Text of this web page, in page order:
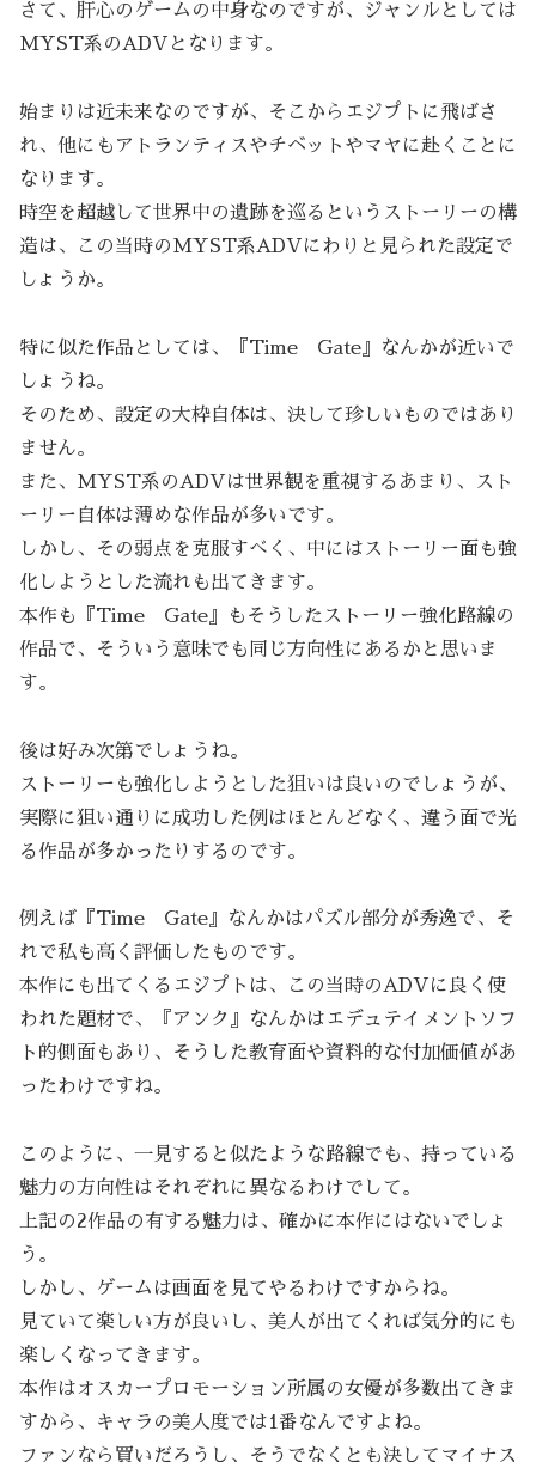
さて、肝心のゲームの中身なのですが、ジャンルとしては
MYST系のADVとなります。
始まりは近未来なのですが、そこからエジプトに飛ばさ
れ、他にもアトランティスやチベットやマヤに赴くことに
なります。
時空を超越して世界中の遺跡を巡るというストーリーの構
造は、この当時のMYST系ADVにわりと見られた設定で
しょうか。
特に似た作品としては、『Time Gate』なんかが近いで
しょうね。
そのため、設定の大枠自体は、決して珍しいものではあり
ません。
また、MYST系のADVは世界観を重視するあまり、スト
ーリー自体は薄めな作品が多いです。
しかし、その弱点を克服すべく、中にはストーリー面も強
化しようとした流れも出てきます。
本作も『Time Gate』もそうしたストーリー強化路線の
作品で、そういう意味でも同じ方向性にあるかと思いま
す。
後は好み次第でしょうね。
ストーリーも強化しようとした狙いは良いのでしょうが、
実際に狙い通りに成功した例はほとんどなく、違う面で光
る作品が多かったりするのです。
例えば『Time Gate』なんかはパズル部分が秀逸で、そ
れで私も高く評価したものです。
本作にも出てくるエジプトは、この当時のADVに良く使
われた題材で、『アンク』なんかはエデュテイメントソフ
ト的側面もあり、そうした教育面や資料的な付加価値があ
ったわけですね。
このように、一見すると似たような路線でも、持っている
魅力の方向性はそれぞれに異なるわけでして。
上記の2作品の有する魅力は、確かに本作にはないでしょ
う。
しかし、ゲームは画面を見てやるわけですからね。
見ていて楽しい方が良いし、美人が出てくれば気分的にも
楽しくなってきます。
本作はオスカープロモーション所属の女優が多数出てきま
すから、キャラの美人度では1番なんですよね。
ファンなら買いだろうし、そうでなくとも決してマイナス